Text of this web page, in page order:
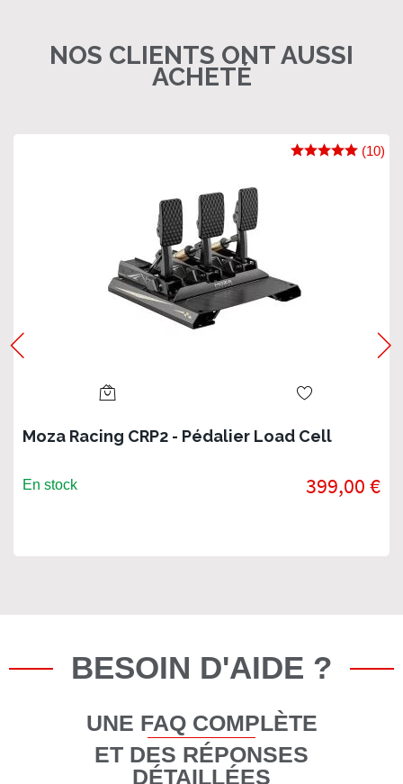
NOS CLIENTS ONT AUSSI
ACHETÉ
Moza Racing CRP2 - Pédalier Load Cell
(10)
En stock 399,00 €
BESOIN D'AIDE ?
UNE FAQ COMPLÈTE
ET DES RÉPONSES
DÉTAILLÉES